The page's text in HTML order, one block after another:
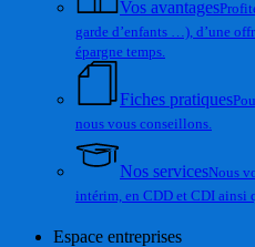
Vos avantages
garde d’enfants …), d’une
épargne temps.
Fiches pratiques
nous vous conseillons.
Nos servicesNous
intérim, en CDD et CDI ainsi
Espace entreprises